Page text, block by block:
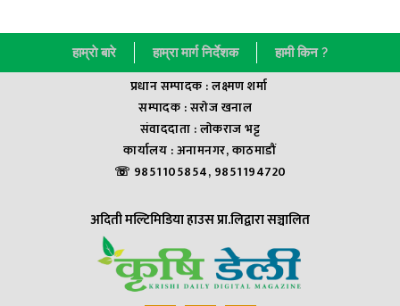
हाम्राे बारे हाम्रा मार्ग निर्देशक हामी किन ?
प्रधान सम्पादक : लक्ष्मण शर्मा
सम्पादक : सराेज खनाल
संवाददाता : लाेकराज भट्ट
कार्यालय : अनामनगर, काठमाडौं
☏ 9851105854, 9851194720
अदिती मल्टिमिडिया हाउस प्रा.लिद्वारा सञ्चालित